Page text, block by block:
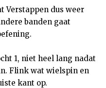
Verstappen dus weer
banden gaat
1, niet heel lang nadat
Flink wat wielspin en
kant op.